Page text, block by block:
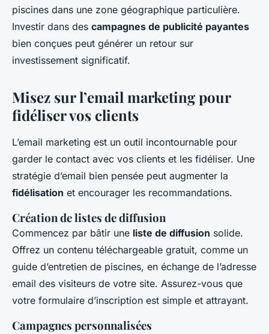
piscines dans une zone géographique particulière.
Investir dans des campagnes de publicité payantes
bien conçues peut générer un retour sur
investissement significatif.
Misez sur l’email marketing pour
fidéliser vos clients
L’email marketing est un outil incontournable pour
garder le contact avec vos clients et les fidéliser. Une
stratégie d’email bien pensée peut augmenter la
fidélisation et encourager les recommandations.
Création de listes de diffusion
Commencez par bâtir une liste de diffusion solide.
Offrez un contenu téléchargeable gratuit, comme un
guide d’entretien de piscines, en échange de l’adresse
email des visiteurs de votre site. Assurez-vous que
votre formulaire d’inscription est simple et attrayant.
Campagnes personnalisées